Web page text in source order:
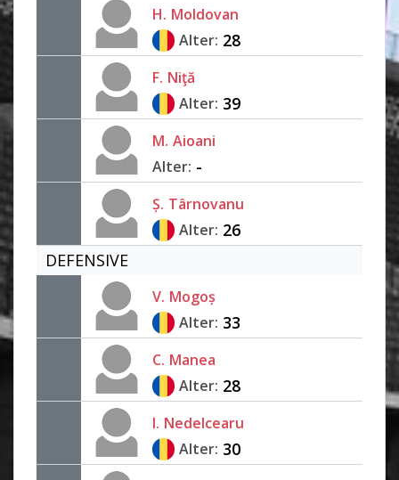
H. Moldovan
Alter: 28
F. Niţă
Alter: 39
M. Aioani
Alter: -
Ș. Târnovanu
Alter: 26
DEFENSIVE
V. Mogoș
Alter: 33
C. Manea
Alter: 28
I. Nedelcearu
Alter: 30